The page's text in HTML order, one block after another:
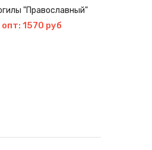
"Православный"
1570 руб